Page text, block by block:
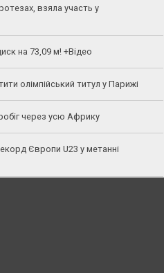
взяла участь у
на 73,09 м! +Відео
олімпійський титул у Парижі
через усю Африку
Європи U23 у метанні